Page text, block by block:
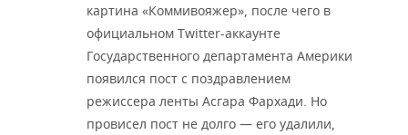
картина «Коммивояжер», после чего в
официальном Twitter-аккаунте
Государственного департамента Америки
появился пост с поздравлением
режиссера ленты Асгара Фархади. Но
провисел пост не долго — его удалили,